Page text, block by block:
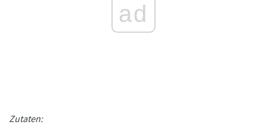
ad
Zutaten: